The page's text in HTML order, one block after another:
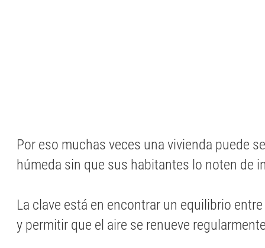
Por eso muchas veces una vivienda puede
húmeda sin que sus habitantes lo noten de
La clave está en encontrar un equilibrio
y permitir que el aire se renueve